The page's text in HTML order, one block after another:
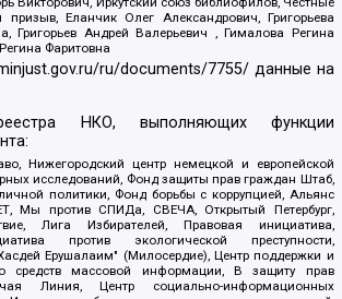
призыв, Еланчик Олег Александрович, Григорьева
Григорьев Андрей Валерьевич , Гималова Регина
Фаритовна
ru/documents/7755/ данные на
НКО, выполняющих функции
Нижегородский центр немецкой и европейской
исследований, Фонд защиты прав граждан Штаб,
политики, Фонд борьбы с коррупцией, Альянс
Мы против СПИДа, СВЕЧА, Открытый Петербург,
Лига Избирателей, Правовая инициатива,
против экологической преступности,
Ерушалаим" (Милосердие), Центр поддержки и
средств массовой информации, В защиту прав
Линия, Центр социально-информационных